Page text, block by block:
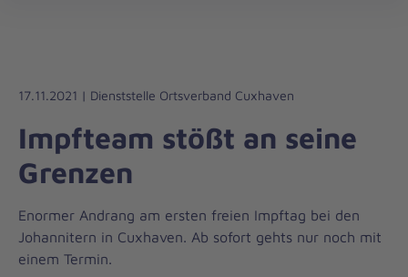
Liebe
Leben
17.11.2021 | Dienststelle Ortsverband Cuxhaven
Impfteam stößt an seine
Grenzen
Enormer Andrang am ersten freien Impftag bei den
Johannitern in Cuxhaven. Ab sofort gehts nur noch mit
einem Termin.